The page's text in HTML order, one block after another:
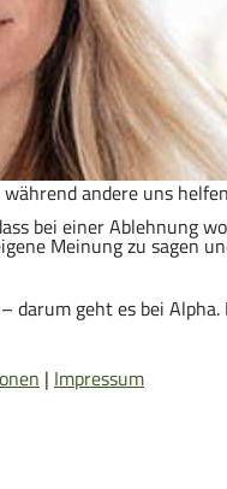
Meinung zu sagen
geht es bei
andere uns
bei einer
| Impressum